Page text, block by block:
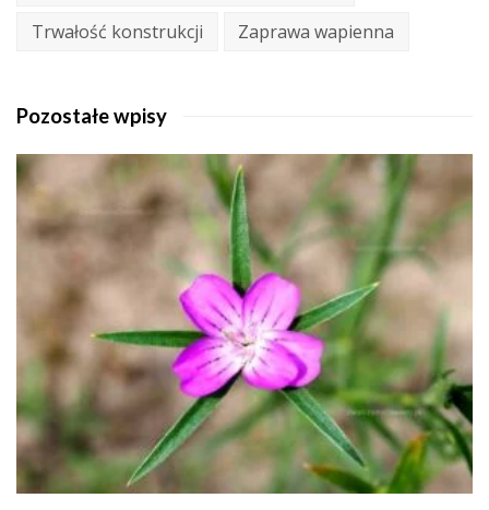
Trwałość konstrukcji
Zaprawa wapienna
Pozostałe wpisy